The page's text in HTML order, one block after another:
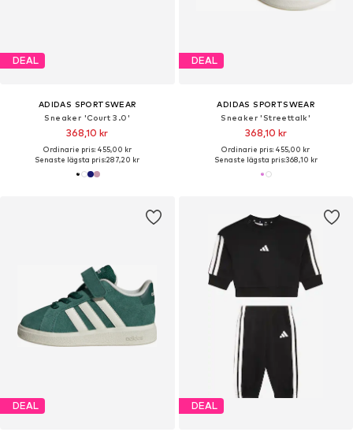
DEAL
ADIDAS SPORTSWEAR
Sneaker 'Court 3.0'
368,10 kr
Ordinarie pris: 455,00 kr
Senaste lägsta pris:287,20 kr
DEAL
ADIDAS SPORTSWEAR
Sneaker 'Streettalk'
368,10 kr
Ordinarie pris: 455,00 kr
Senaste lägsta pris:368,10 kr
DEAL DEAL